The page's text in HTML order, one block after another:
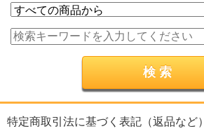
特定商取引法に基づく表記（返品など）